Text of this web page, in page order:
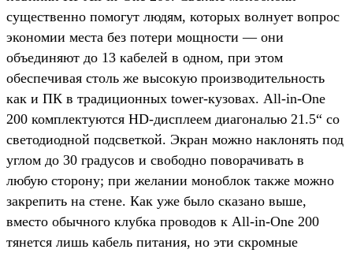
существенно помогут людям, которых волнует вопрос
экономии места без потери мощности — они
объединяют до 13 кабелей в одном, при этом
обеспечивая столь же высокую производительность
как и ПК в традиционных tower-кузовах. All-in-One
200 комплектуются HD-дисплеем диагональю 21.5“ со
светодиодной подсветкой. Экран можно наклонять под
углом до 30 градусов и свободно поворачивать в
любую сторону; при желании моноблок также можно
закрепить на стене. Как уже было сказано выше,
вместо обычного клубка проводов к All-in-One 200
тянется лишь кабель питания, но эти скромные